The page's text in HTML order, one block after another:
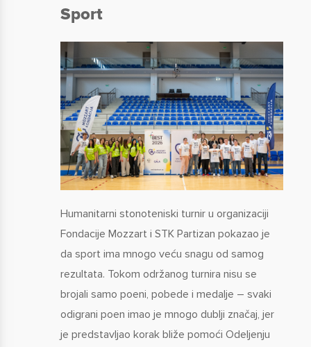
Sport
Humanitarni stonoteniski turnir u organizaciji
Fondacije Mozzart i STK Partizan pokazao je
da sport ima mnogo veću snagu od samog
rezultata. Tokom održanog turnira nisu se
brojali samo poeni, pobede i medalje – svaki
odigrani poen imao je mnogo dublji značaj, jer
je predstavljao korak bliže pomoći Odeljenju